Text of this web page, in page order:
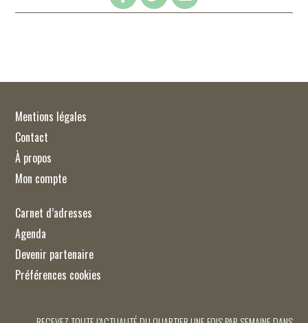
Mentions légales
Contact
À propos
Mon compte
Carnet d’adresses
Agenda
Devenir partenaire
Préférences cookies